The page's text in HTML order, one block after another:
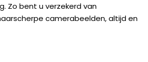
Zo bent u verzekerd van
camerabeelden, altijd en